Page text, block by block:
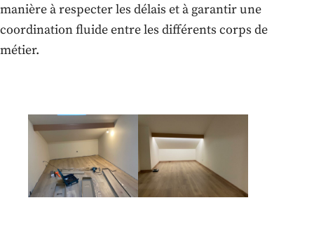
manière à respecter les délais et à garantir une
coordination fluide entre les différents corps de
métier.